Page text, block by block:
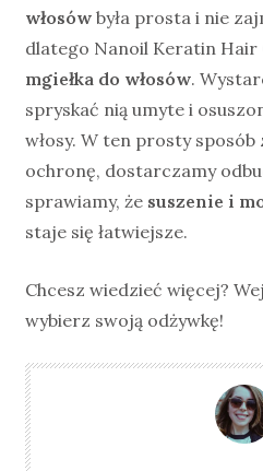
włosów była prosta i nie
dlatego Nanoil Keratin
mgiełka do włosów.
spryskać nią umyte i
włosy. W ten prosty
ochronę, dostarczamy
sprawiamy, że suszenie i
staje się łatwiejsze.
Chcesz wiedzieć więcej?
wybierz swoją odżywkę!